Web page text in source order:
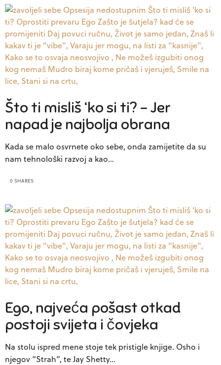
Što ti misliš ‘ko si ti? – Jer
napad je najbolja obrana
Kada se malo osvrnete oko sebe, onda zamijetite da su
nam tehnološki razvoj a kao…
0 SHARES
Ego, najveća pošast otkad
postoji svijeta i čovjeka
Na stolu ispred mene stoje tek pristigle knjige. Osho i
njegov “Strah”, te Jay Shetty…